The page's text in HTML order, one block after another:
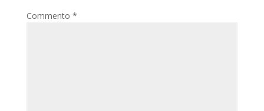
Commento *